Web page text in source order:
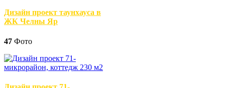
Дизайн проект таунхауса в
ЖК Челны Яр
47 Фото